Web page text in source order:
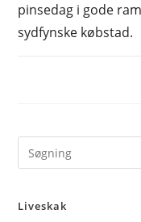
pinsedag i gode
sydfynske
Liveskak